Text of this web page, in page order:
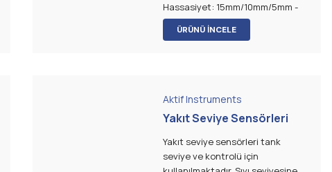
Hassasiyet: 15mm/10mm/5mm -
Şamandıra: NBR
ÜRÜNÜ İNCELE
Aktif Instruments
Yakıt Seviye Sensörleri
Yakıt seviye sensörleri tank
seviye ve kontrolü için